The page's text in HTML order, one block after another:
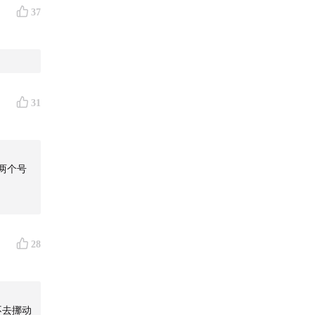
37
31
个号
28
挪动